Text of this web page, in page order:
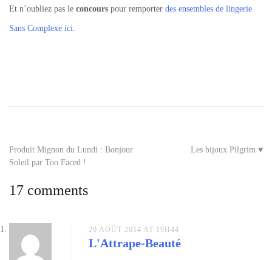
Et n’oubliez pas le concours pour remporter des ensembles de lingerie
Sans Complexe ici.
a
la
bon
promo
birchbox
Navigation
l’article
Produit Mignon du Lundi : Bonjour
Soleil par Too Faced !
Les bijoux Pilgrim ♥
17 comments
20 AOÛT 2014 AT 19H44
L'Attrape-Beauté